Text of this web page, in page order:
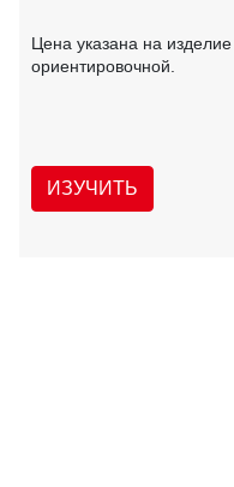
Цена указана на
ориентировочной.
ИЗУЧИТЬ